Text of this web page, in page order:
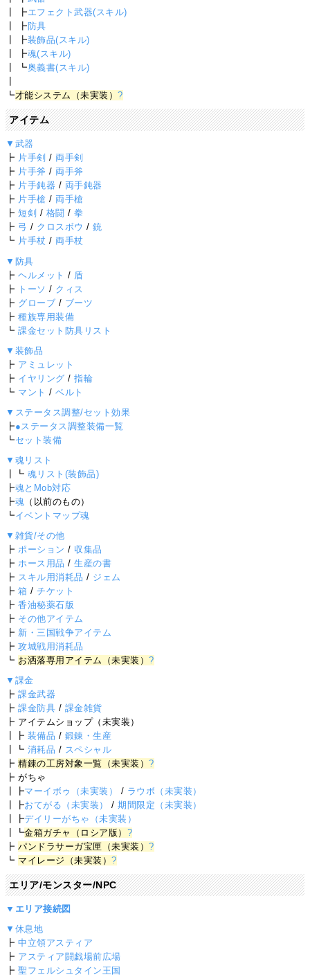
┃ ┣エフェクト武器(スキル)
┃ ┣防具
┃ ┣装飾品(スキル)
┃ ┣魂(スキル)
┃ ┗奥義書(スキル)
┗才能システム（未実装）?
アイテム
▼武器
┣ 片手剣 / 両手剣
┣ 片手斧 / 両手斧
┣ 片手鈍器 / 両手鈍器
┣ 片手槍 / 両手槍
┣短剣 / 格闘 /拳
┣ 弓 / クロスボウ /銃
┗ 片手杖 / 両手杖
▼防具
┣ヘルメット / 盾
┣ トーソ / クィス
┣ グローブ / ブーツ
┣種族専用装備
┗課金セット防具リスト
▼装飾品
┣ アミュレット
┣ イヤリング /指輪
┗ マント /ベルト
▼ステータス調整/セット効果
┣●ステータス調整装備一覧
┗セット装備
▼魂リスト
┃┗ 魂リスト(装飾品)
┣魂とMob対応
┣魂 （以前のもの）
┗イベントマップ魂
▼雑貨/その他
┣ ポーション / 収集品
┣ ホース用品 /生産の書
┣ スキル用消耗品 / ジェム
┣箱 /チケット
┣香油秘薬石版
┣ その他アイテム
┣ 新・三国戦争アイテム
┣攻城戦用消耗品
┗ お洒落専用アイテム（未実装）?
▼課金
┣課金武器
┣課金防具 / 課金雑貨
┣ アイテムショップ（未実装）
┃┣ 装備品 / 鍛錬・生産
┃┗ 消耗品 / スペシャル
┣精錬の工房対象一覧（未実装）?
┣ がちゃ
┃┣マーイボゥ（未実装） / ラウボ（未実装）
┃┣おてがる（未実装） /期間限定（未実装）
┃┣デイリーがちゃ（未実装）
┃┗金箱ガチャ（ロシア版） ?
┣パンドラサーガ宝匣（未実装）?
┗ マイレージ（未実装）?
エリア/モンスター/NPC
▼エリア接続図
▼休息地
┣中立領アスティア
┣ アスティア闘戯場前広場
┣聖フェルシュタイン王国